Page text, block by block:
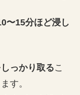
〜15分ほど浸し
っかり取るこ
す。